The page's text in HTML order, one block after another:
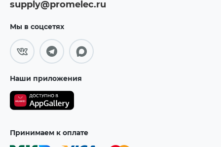
supply@promelec.ru
Мы в соцсетях
Наши приложения
Принимаем к оплате